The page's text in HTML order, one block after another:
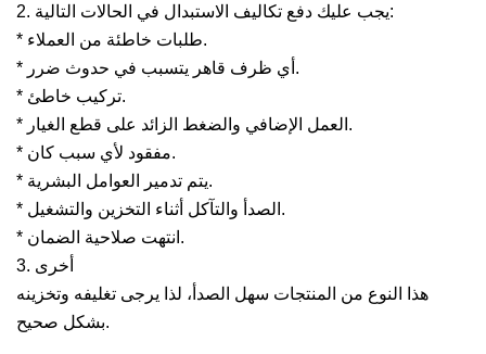
2. يجب عليك دفع تكاليف الاستبدال في الحالات التالية:
* طلبات خاطئة من العملاء.
* أي ظرف قاهر يتسبب في حدوث ضرر.
* تركيب خاطئ.
* العمل الإضافي والضغط الزائد على قطع الغيار.
* مفقود لأي سبب كان.
* يتم تدمير العوامل البشرية.
* الصدأ والتآكل أثناء التخزين والتشغيل.
* انتهت صلاحية الضمان.
3. أخرى
هذا النوع من المنتجات سهل الصدأ، لذا يرجى تغليفه وتخزينه
بشكل صحيح.